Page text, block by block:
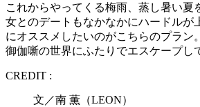
これからやってくる梅雨、蒸し暑い夏
女とのデートもなかなかにハードルが
にオススメしたいのがこちらのプラン
御伽噺の世界にふたりでエスケープし
CREDIT :
文／南 薫（LEON）